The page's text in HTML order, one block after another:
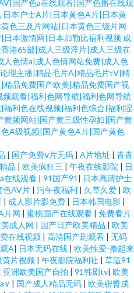
国产色a在线观看|国产色播在线观
日本户士A片|日本黄色A片|日本黄
色三及片网站|日本黄色三级片网
本激情网|日本加勒比福利视频 成
港65部|成人三级淫片|成人三级在
色情a|成人色情网站免费|成人色
理主播|精品毛片A|精品毛片tV|精
品免费国产欧美|精品免费国产视
观看|福利色网导航|福利色网导航
利色在线视频|福利色综合|福利涩
黄频网站|国产黄三级性孕妇|国产黄
A级视频|国产黄色A片|国产黄色
| 国产免费ⅴ片无码 | A片地址 | 青青
品 | 欧美疯狂三 | 午夜在线影院 | 日
在线观看 | 91国产91 | 日本高清护士
色AV片 | 污午夜福利 | 久草久爱 | 欧
| 成人影片影免费 | 日本韩国电影 |
片网 | 蜜桃国产在线观看 | 免费看片
成人网 | 国产日产欧美精品 | 欧美
在线视频 | 高清国产剧观看 | 无码
A| 日本无码在线 | 欧美性爱-撸起来
黄片视频 | 午夜影院福利社 | 草逼91
亚洲欧美国产自拍 | 91韩剧tv| 欧美
| 国产成人精品无码 | 欧美密臀戍